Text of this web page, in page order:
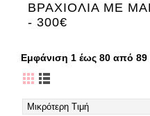
ΒΡΑΧΙΌΛΙΑ ΜΕ
- 300€
Εμφάνιση 1 έως 80 από 89